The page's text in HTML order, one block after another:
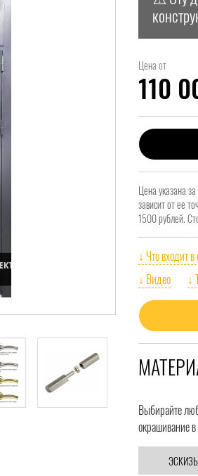
Цена от
110
Цена указана
зависит от ее
1500 рублей.
↓ Что входит в
↓ Видео
↓
Выбирайте
окрашивание